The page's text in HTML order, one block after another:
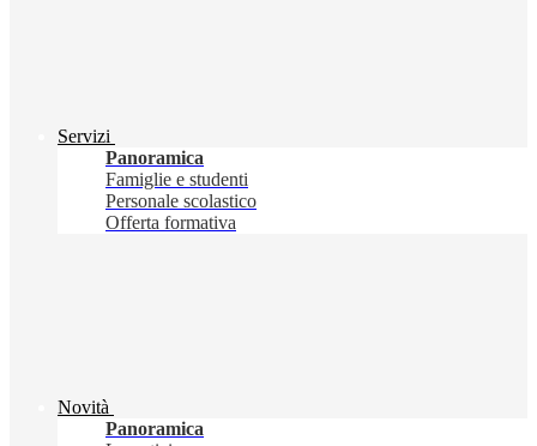
Servizi
Panoramica
Famiglie e studenti
Personale scolastico
Offerta formativa
Novità
Panoramica